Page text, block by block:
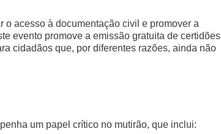
o acesso à documentação civil e promover a
evento promove a emissão gratuita de certidões
cidadãos que, por diferentes razões, ainda não
um papel crítico no mutirão, que inclui: